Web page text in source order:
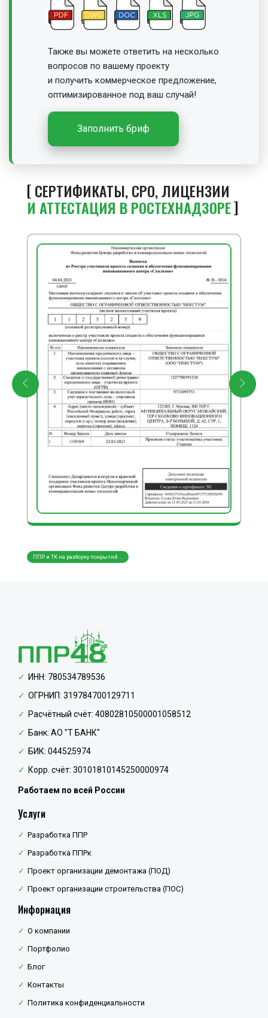
Также вы можете ответить на несколько
вопросов по вашему проекту
и получить коммерческое предложение,
оптимизированное под ваш случай!
Заполнить бриф
СЕРТИФИКАТЫ, СРО, ЛИЦЕНЗИИ
И АТТЕСТАЦИЯ В РОСТЕХНАДЗОРЕ
ППР и ТК на разборку покрытий ...
ИНН: 780534789536
ОГРНИП: 319784700129711
Расчётный счёт: 40802810500001058512
Банк: АО "Т БАНК"
БИК: 044525974
Корр. счёт: 30101810145250000974
Работаем по всей России
Услуги
Разработка ППР
Разработка ППРк
Проект организации демонтажа (ПОД)
Проект организации строительства (ПОС)
Информация
О компании
Портфолио
Блог
Контакты
Политика конфиденциальности